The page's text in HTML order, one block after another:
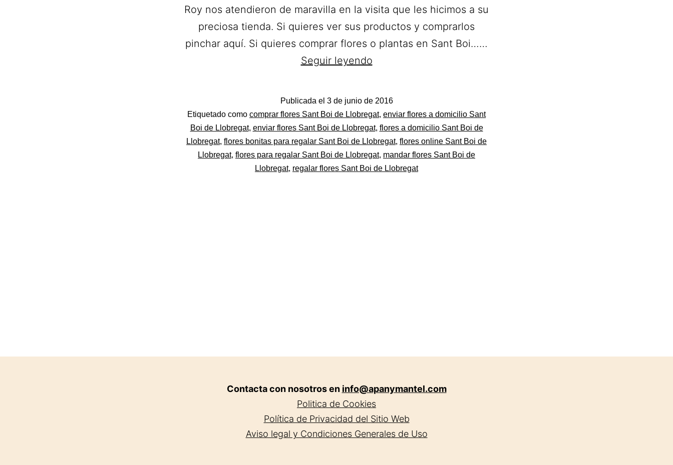
Roy nos atendieron de maravilla en la visita que les hicimos a su
preciosa tienda. Si quieres ver sus productos y comprarlos
pinchar aquí. Si quieres comprar flores o plantas en Sant Boi……
Seguir leyendoCaliz
de
Flores
a
domicilio
Publicada el 3 de junio de 2016
Categorizado
como
Flores
Etiquetado como comprar flores Sant Boi de Llobregat, enviar flores a domicilio Sant
Boi de Llobregat, enviar flores Sant Boi de Llobregat, flores a domicilio Sant Boi de
Llobregat, flores bonitas para regalar Sant Boi de Llobregat, flores online Sant Boi de
Llobregat, flores para regalar Sant Boi de Llobregat, mandar flores Sant Boi de
Llobregat, regalar flores Sant Boi de Llobregat
Contacta con nosotros en info@apanymantel.com
Politica de Cookies
Política de Privacidad del Sitio Web
Aviso legal y Condiciones Generales de Uso